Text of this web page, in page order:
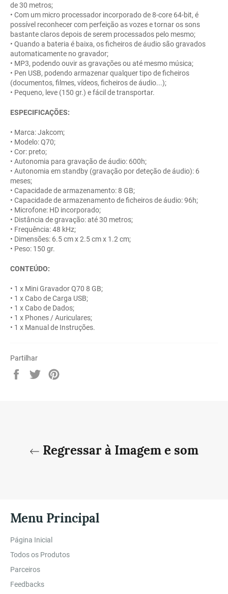
de 30 metros;
• Com um micro processador incorporado de 8-core 64-bit, é
possível reconhecer com perfeição as vozes e tornar os sons
bastante claros depois de serem processados pelo mesmo;
• Quando a bateria é baixa, os ficheiros de áudio são gravados
automaticamente no gravador;
• MP3, podendo ouvir as gravações ou até mesmo música;
• Pen USB, podendo armazenar qualquer tipo de ficheiros
(documentos, filmes, vídeos, ficheiros de áudio...);
• Pequeno, leve (150 gr.) e fácil de transportar.
ESPECIFICAÇÕES:
• Marca: Jakcom;
• Modelo: Q70;
• Cor: preto;
• Autonomia para gravação de áudio: 600h;
• Autonomia em standby (gravação por deteção de áudio): 6
meses;
• Capacidade de armazenamento: 8 GB;
• Capacidade de armazenamento de ficheiros de áudio: 96h;
• Microfone: HD incorporado;
• Distância de gravação: até 30 metros;
• Frequência: 48 kHz;
• Dimensões: 6.5 cm x 2.5 cm x 1.2 cm;
• Peso: 150 gr.
CONTEÚDO:
• 1 x Mini Gravador Q70 8 GB;
• 1 x Cabo de Carga USB;
• 1 x Cabo de Dados;
• 1 x Phones / Auriculares;
• 1 x Manual de Instruções.
Partilhar
Partilhe Twittar
Regressar à Imagem e som
Menu Principal
Página Inicial
Todos os Produtos
Parceiros
Feedbacks